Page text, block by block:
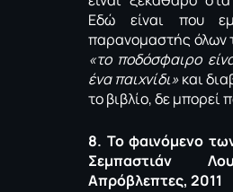
Εδώ είναι που
παρανομαστής όλων
«το ποδόσφαιρο
ένα παιχνίδι»και
το βιβλίο, δε
8. Το φαινόμενο
Σεμπαστιάν
Απρόβλεπτες, 2011